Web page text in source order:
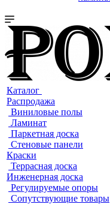
Каталог
Распродажа
Виниловые полы
Ламинат
Паркетная доска
Стеновые панели
Краски
Террасная доска
Инженерная доска
Регулируемые опоры
Сопутствующие товары